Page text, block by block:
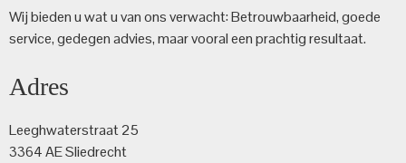
Wij bieden u wat u van ons verwacht: Betrouwbaarheid, goede
service, gedegen advies, maar vooral een prachtig resultaat.
Adres
Leeghwaterstraat 25
3364 AE Sliedrecht